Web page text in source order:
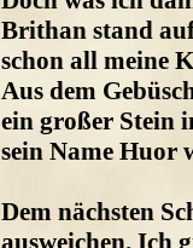
Brithan stand
schon all meine
Aus dem
ein großer Stein
sein Name Huor
Dem nächsten
ausweichen. Ich